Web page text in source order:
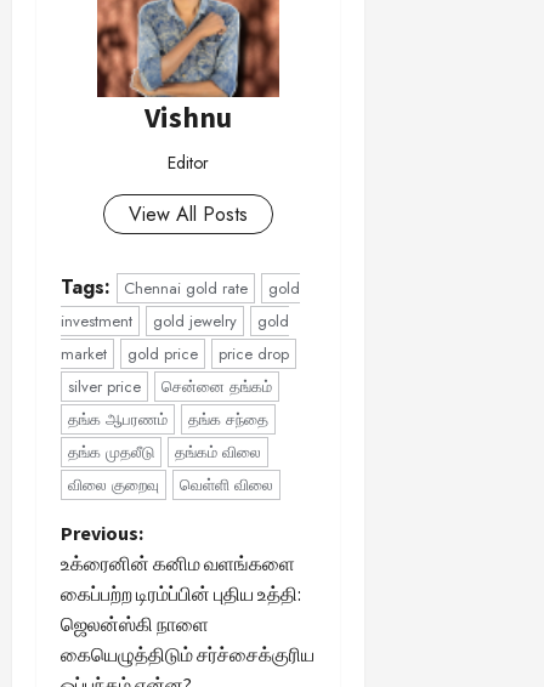
Vishnu
Editor
View All Posts
Tags: Chennai gold rate
gold
investment
gold jewelry
gold
market
gold price
price drop
silver price
சென்னை தங்கம்
தங்க ஆபரணம்
தங்க சந்தை
தங்க முதலீடு
தங்கம் விலை
விலை குறைவு
வெள்ளி விலை
P
o
s
Previous:
உக்ரைனின் கனிம வளங்களை
கைப்பற்ற டிரம்ப்பின் புதிய உத்தி:
ஜெலன்ஸ்கி நாளை
கையெழுத்திடும் சர்ச்சைக்குரிய